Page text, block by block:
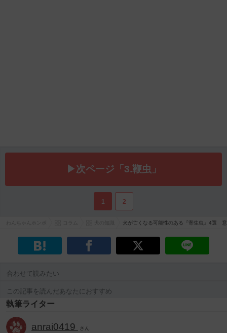
▶次ページ「3.鞭虫」
1 2
犬が亡くなる可能性のある『寄生虫』4選
合わせて読みたい
この記事を読んだあなたにおすすめ
執筆ライター
anrai0419 さん